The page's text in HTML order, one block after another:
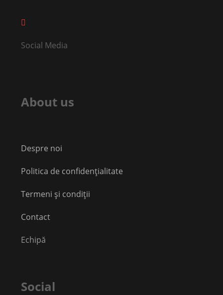
Social Media
About us
Despre noi
Politica de confidențialitate
Termeni și condiții
Contact
Echipă
Social